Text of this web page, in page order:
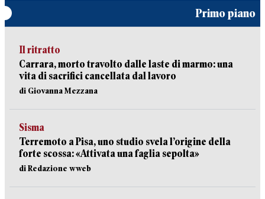
Primo piano
Il ritratto
Carrara, morto travolto dalle laste di marmo: una
vita di sacrifici cancellata dal lavoro
di Giovanna Mezzana
Sisma
Terremoto a Pisa, uno studio svela l’origine della
forte scossa: «Attivata una faglia sepolta»
di Redazione wweb